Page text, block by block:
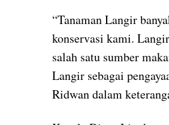
“Tanaman Langir
konservasi kami.
salah satu sumber
Langir sebagai
Ridwan dalam